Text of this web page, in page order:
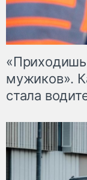
«Приходишь
мужиков».
стала